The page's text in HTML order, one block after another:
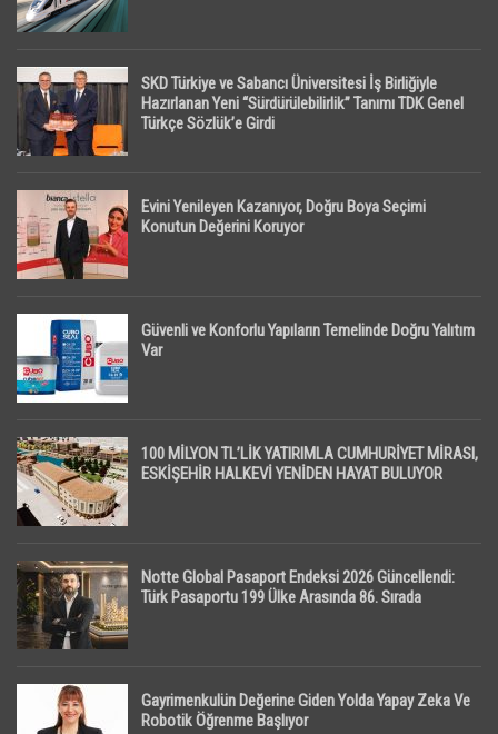
SKD Türkiye ve Sabancı Üniversitesi İş Birliğiyle
Hazırlanan Yeni “Sürdürülebilirlik” Tanımı TDK Genel
Türkçe Sözlük’e Girdi
Evini Yenileyen Kazanıyor, Doğru Boya Seçimi
Konutun Değerini Koruyor
Güvenli ve Konforlu Yapıların Temelinde Doğru Yalıtım
Var
100 MİLYON TL’LİK YATIRIMLA CUMHURİYET MİRASI,
ESKİŞEHİR HALKEVİ YENİDEN HAYAT BULUYOR
Notte Global Pasaport Endeksi 2026 Güncellendi:
Türk Pasaportu 199 Ülke Arasında 86. Sırada
Gayrimenkulün Değerine Giden Yolda Yapay Zeka Ve
Robotik Öğrenme Başlıyor